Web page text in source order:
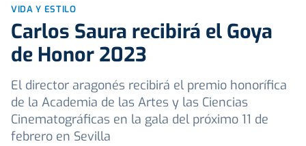
VIDA Y ESTILO
Carlos Saura recibirá el Goya
de Honor 2023
El director aragonés recibirá el premio honorífica
de la Academia de las Artes y las Ciencias
Cinematográficas en la gala del próximo 11 de
febrero en Sevilla